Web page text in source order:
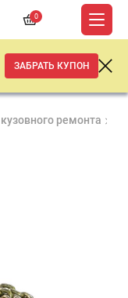
0
ЗАБРАТЬ КУПОН
ремонта